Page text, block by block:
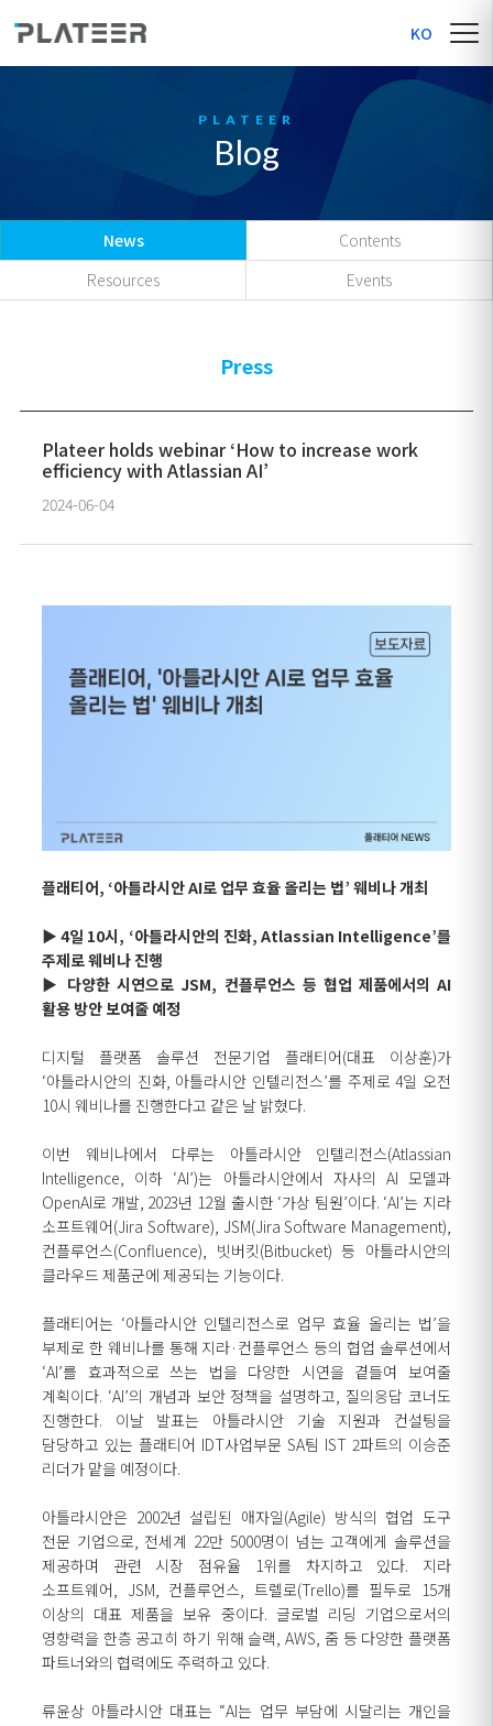
KO
Blog
News
Contents
Resources
Events
Press
Plateer holds webinar ‘How to increase work
efficiency with Atlassian AI’
2024-06-04
플래티어, ‘아틀라시안 AI로 업무 효율 올리는 법’ 웨비나 개최
▶ 4일 10시, ‘아틀라시안의 진화, Atlassian Intelligence’를
주제로 웨비나 진행
▶ 다양한 시연으로 JSM, 컨플루언스 등 협업 제품에서의 AI
활용 방안 보여줄 예정
디지털 플랫폼 솔루션 전문기업 플래티어(대표 이상훈)가
‘아틀라시안의 진화, 아틀라시안 인텔리전스’를 주제로 4일 오전
10시 웨비나를 진행한다고 같은 날 밝혔다.
이번 웨비나에서 다루는 아틀라시안 인텔리전스(Atlassian
Intelligence, 이하 ‘AI’)는 아틀라시안에서 자사의 AI 모델과
OpenAI로 개발, 2023년 12월 출시한 ‘가상 팀원’이다. ‘AI’는 지라
소프트웨어(Jira Software), JSM(Jira Software Management),
컨플루언스(Confluence), 빗버킷(Bitbucket) 등 아틀라시안의
클라우드 제품군에 제공되는 기능이다.
플래티어는 ‘아틀라시안 인텔리전스로 업무 효율 올리는 법’을
부제로 한 웨비나를 통해 지라·컨플루언스 등의 협업 솔루션에서
‘AI’를 효과적으로 쓰는 법을 다양한 시연을 곁들여 보여줄
계획이다. ‘AI’의 개념과 보안 정책을 설명하고, 질의응답 코너도
진행한다. 이날 발표는 아틀라시안 기술 지원과 컨설팅을
담당하고 있는 플래티어 IDT사업부문 SA팀 IST 2파트의 이승준
리더가 맡을 예정이다.
아틀라시안은 2002년 설립된 애자일(Agile) 방식의 협업 도구
전문 기업으로, 전세계 22만 5000명이 넘는 고객에게 솔루션을
제공하며 관련 시장 점유율 1위를 차지하고 있다. 지라
소프트웨어, JSM, 컨플루언스, 트렐로(Trello)를 필두로 15개
이상의 대표 제품을 보유 중이다. 글로벌 리딩 기업으로서의
영향력을 한층 공고히 하기 위해 슬랙, AWS, 줌 등 다양한 플랫폼
파트너와의 협력에도 주력하고 있다.
류윤상 아틀라시안 대표는 “AI는 업무 부담에 시달리는 개인을